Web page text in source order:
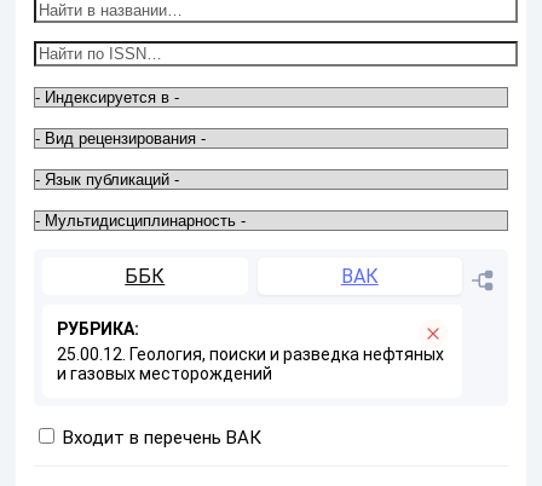
ББК ВАК
РУБРИКА:
25.00.12. Геология, поиски и разведка нефтяных
и газовых месторождений
Входит в перечень ВАК